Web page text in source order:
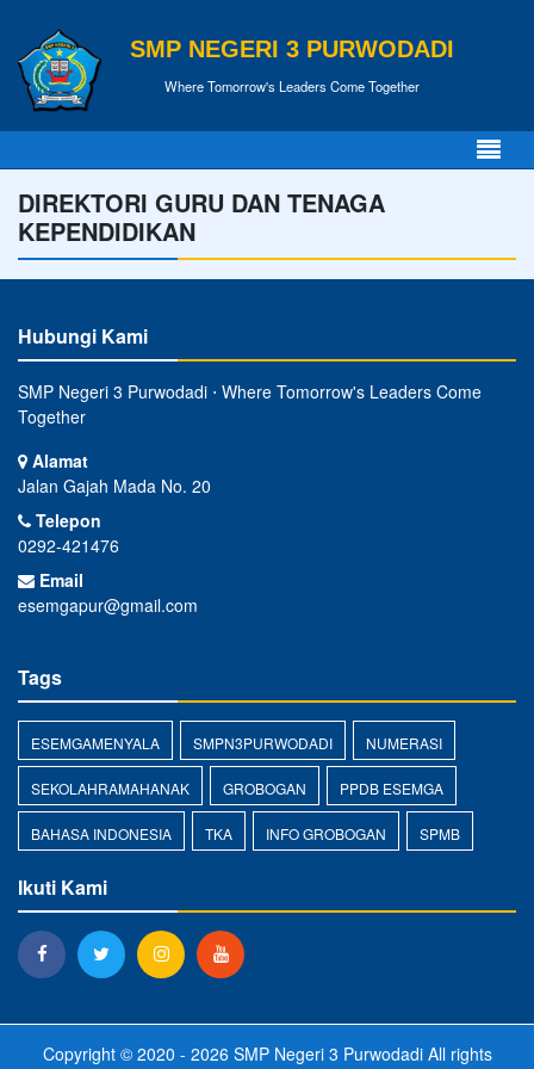
SMP NEGERI 3 PURWODADI
Where Tomorrow's Leaders Come Together
DIREKTORI GURU DAN TENAGA
KEPENDIDIKAN
Hubungi Kami
SMP Negeri 3 Purwodadi ⋅ Where Tomorrow's Leaders Come
Together
Alamat
Jalan Gajah Mada No. 20
Telepon
0292-421476
Email
esemgapur@gmail.com
Tags
ESEMGAMENYALA SMPN3PURWODADI NUMERASI
SEKOLAHRAMAHANAK GROBOGAN PPDB ESEMGA
BAHASA INDONESIA TKA INFO GROBOGAN SPMB
Ikuti Kami
Copyright © 2020 - 2026 SMP Negeri 3 PurwodadiAll rights